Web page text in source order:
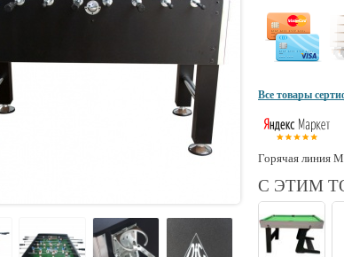
Все товары
Горячая линия
С ЭТИМ